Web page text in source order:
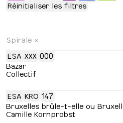
Réinitialiser les filtres
Spirale ×
ESA XXX 000
Bazar
Collectif
ESA KRO 147
Bruxelles brûle-t-elle ou
Camille Kornprobst